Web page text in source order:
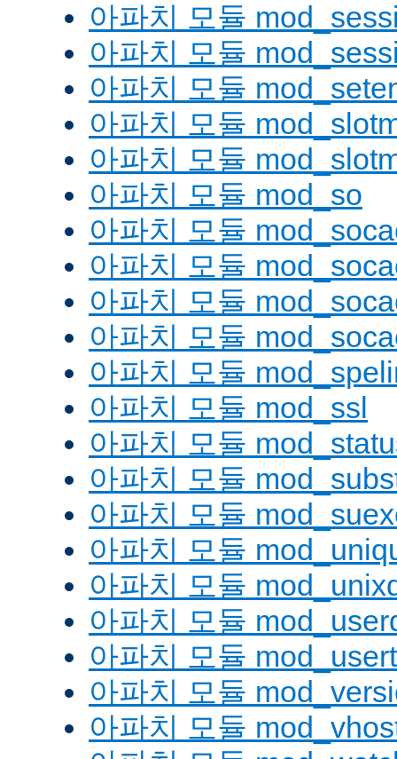
아파치 모듈
아파치 모듈
아파치 모듈
아파치 모듈
아파치 모듈
아파치 모듈 mod_so
아파치 모듈
아파치 모듈
아파치 모듈
아파치 모듈
아파치 모듈
아파치 모듈 mod_ssl
아파치 모듈
아파치 모듈
아파치 모듈
아파치 모듈
아파치 모듈
아파치 모듈
아파치 모듈
아파치 모듈
아파치 모듈